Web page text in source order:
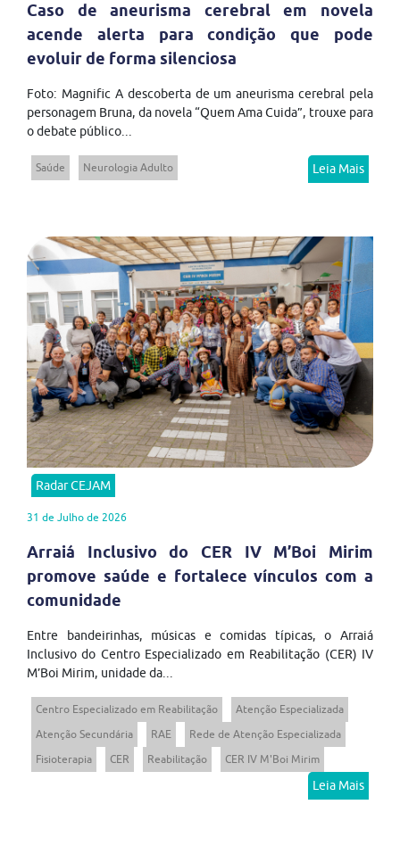
Caso de aneurisma cerebral em novela
acende alerta para condição que pode
evoluir de forma silenciosa
Foto: Magnific A descoberta de um aneurisma cerebral pela
personagem Bruna, da novela “Quem Ama Cuida”, trouxe para
o debate público...
Saúde Neurologia Adulto Leia Mais
Radar CEJAM
31 de Julho de 2026
Arraiá Inclusivo do CER IV M’Boi Mirim
promove saúde e fortalece vínculos com a
comunidade
Entre bandeirinhas, músicas e comidas típicas, o Arraiá
Inclusivo do Centro Especializado em Reabilitação (CER) IV
M’Boi Mirim, unidade da...
Centro Especializado em Reabilitação
Atenção Especializada
Atenção Secundária
RAE
Rede de Atenção Especializada
Fisioterapia
CER Reabilitação CER IV M'Boi Mirim
Leia Mais